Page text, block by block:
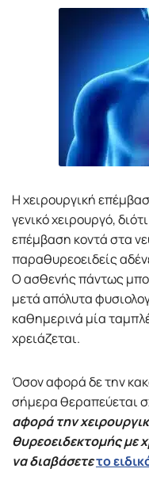
Η χειρουργική
γενικό χειρουργό,
επέμβαση κοντά στα
παραθυρεοειδείς
Ο ασθενής πάντως
μετά απόλυτα
καθημερινά μία
χρειάζεται.
Όσον αφορά δε την
σήμερα θεραπεύεται
αφορά την
θυρεοειδεκτομής με
να διαβάσετετο